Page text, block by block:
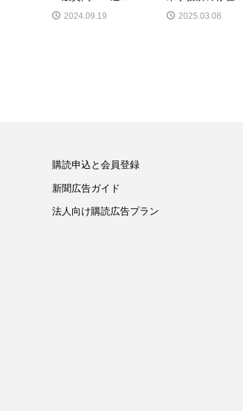
2024.09.19 2025.03.08
購読申込と会員登録
新聞広告ガイド
法人向け購読広告プラン